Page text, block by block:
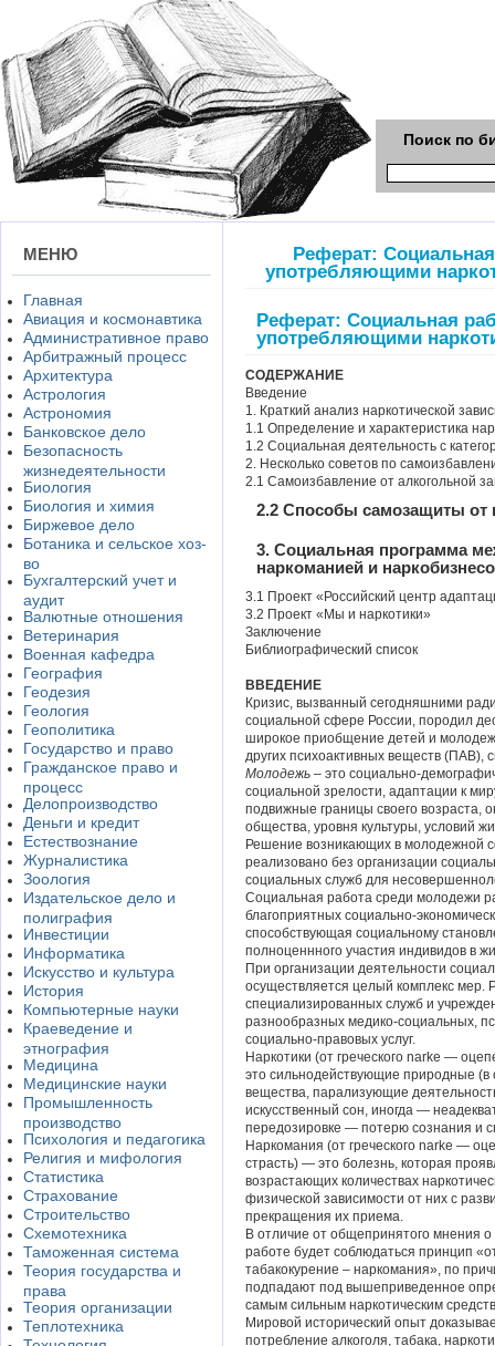
Поиск по
МЕНЮ
Главная
Авиация и космонавтика
Административное право
Арбитражный процесс
Архитектура
Астрология
Астрономия
Банковское дело
Безопасность
жизнедеятельности
Биология
Биология и химия
Биржевое дело
Ботаника и сельское хоз-
во
Бухгалтерский учет и
аудит
Валютные отношения
Ветеринария
Военная кафедра
География
Геодезия
Геология
Геополитика
Государство и право
Гражданское право и
процесс
Делопроизводство
Деньги и кредит
Естествознание
Журналистика
Зоология
Издательское дело и
полиграфия
Инвестиции
Информатика
Искусство и культура
История
Компьютерные науки
Краеведение и
этнография
Медицина
Медицинские науки
Промышленность
производство
Психология и педагогика
Религия и мифология
Статистика
Страхование
Строительство
Схемотехника
Таможенная система
Теория государства и
права
Теория организации
Теплотехника
Реферат:
употребляющими
Реферат: Социальная
употребляющими
СОДЕРЖАНИЕ
Введение
1. Краткий анализ наркотической
1.1 Определение и характеристика
1.2 Социальная деятельность с
2. Несколько советов по
2.1 Самоизбавление от алкогольной
2.2 Способы самозащиты от
3. Социальная программа
наркоманией и
3.1 Проект «Российский центр
3.2 Проект «Мы и наркотики»
Заключение
Библиографический список
ВВЕДЕНИЕ
Кризис, вызванный сегодняшними
социальной сфере России, породил
широкое приобщение детей и
других психоактивных веществ (ПАВ),
Молодежь – это социально-
социальной зрелости, адаптации к
подвижные границы своего возраста,
общества, уровня культуры, условий
Решение возникающих в молодежной
реализовано без организации
социальных служб для
Социальная работа среди молодежи
благоприятных социально-
способствующая социальному
полноценнного участия индивидов в
При организации деятельности
осуществляется целый комплекс мер.
специализированных служб и
разнообразных медико-социальных,
социально-правовых услуг.
Наркотики (от греческого narke —
это сильнодействующие природные (в
вещества, парализующие
искусственный сон, иногда —
передозировке — потерю сознания и
Наркомания (от греческого narke —
страсть) — это болезнь, которая
возрастающих количествах
физической зависимости от них с
прекращения их приема.
В отличие от общепринятого мнения о
работе будет соблюдаться принцип
табакокурение – наркомания», по
подпадают под вышеприведенное
самым сильным наркотическим
Мировой исторический опыт
потребление алкоголя, табака,